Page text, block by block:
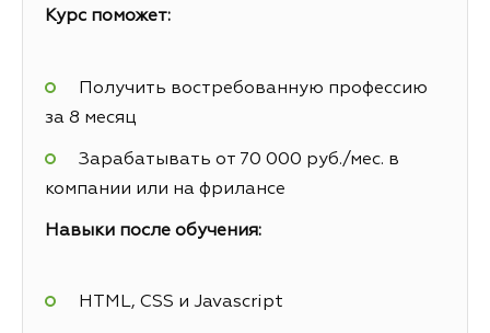
Курс поможет:
Получить востребованную профессию
за 8 месяц
Зарабатывать от 70 000 руб./мес. в
компании или на фрилансе
Навыки после обучения:
HTML, CSS и Javascript